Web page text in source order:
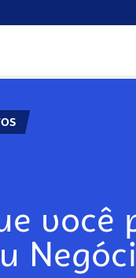
você